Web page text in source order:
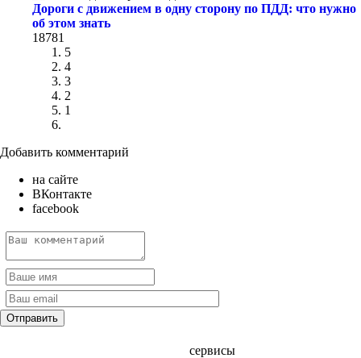
Дороги с движением в одну сторону по ПДД: что нужно
об этом знать
18781
5
4
3
2
1
Добавить комментарий
на сайте
ВКонтакте
facebook
сервисы